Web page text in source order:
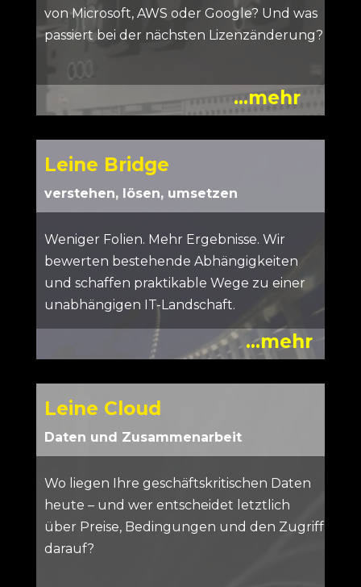
von Microsoft, AWS oder Google? Und was
passiert bei der nächsten Lizenzänderung?
...mehr
Leine Bridge
verstehen, lösen, umsetzen
Weniger Folien. Mehr Ergebnisse. Wir
bewerten bestehende Abhängigkeiten
und schaffen praktikable Wege zu einer
unabhängigen IT-Landschaft.
...mehr
Leine Cloud
Daten und Zusammenarbeit
Wo liegen Ihre geschäftskritischen Daten
heute – und wer entscheidet letztlich
über Preise, Bedingungen und den Zugriff
darauf?